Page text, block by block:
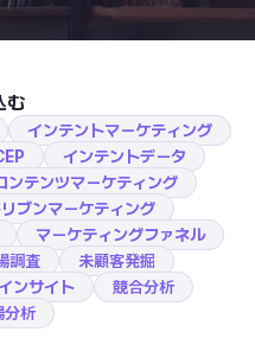
む
インテントマーケティング
インテントデータ
ンテンツマーケティング
ブンマーケティング
マーケティングファネル
調査
未顧客発掘
ンサイト
競合分析
分析